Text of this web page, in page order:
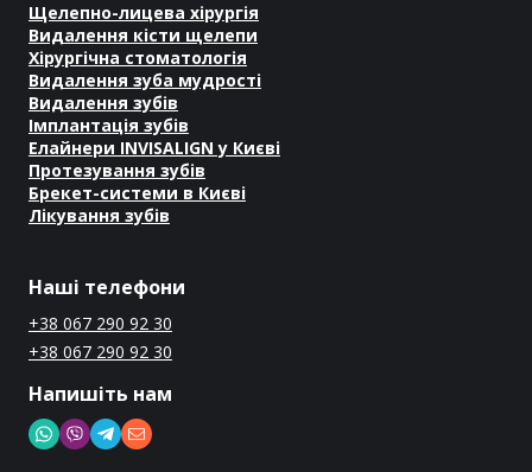
Щелепно-лицева хірургія
Видалення кісти щелепи
Хірургічна стоматологія
Видалення зуба мудрості
Видалення зубів
Імплантація зубів
Елайнери INVISALIGN у Києві
Протезування зубів
Брекет-системи в Києві
Лікування зубів
Наші телефони
+38 067 290 92 30
+38 067 290 92 30
Напишіть нам